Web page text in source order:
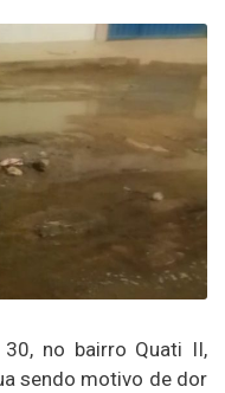
no bairro Quati II,
sendo motivo de dor